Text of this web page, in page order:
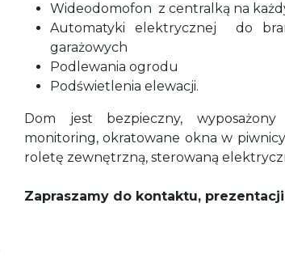
Wideodomofon z centralką na
Automatyki elektrycznej
do
garażowych
Podlewania ogrodu
Podświetlenia elewacji.
Dom jest bezpieczny,
monitoring, okratowane okna w
roletę zewnętrzną, sterowaną
Zapraszamy do kontaktu,